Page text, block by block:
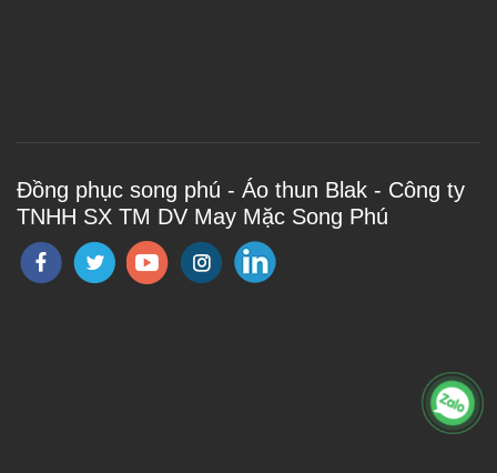
Đồng phục song phú - Áo thun Blak - Công ty
TNHH SX TM DV May Mặc Song Phú